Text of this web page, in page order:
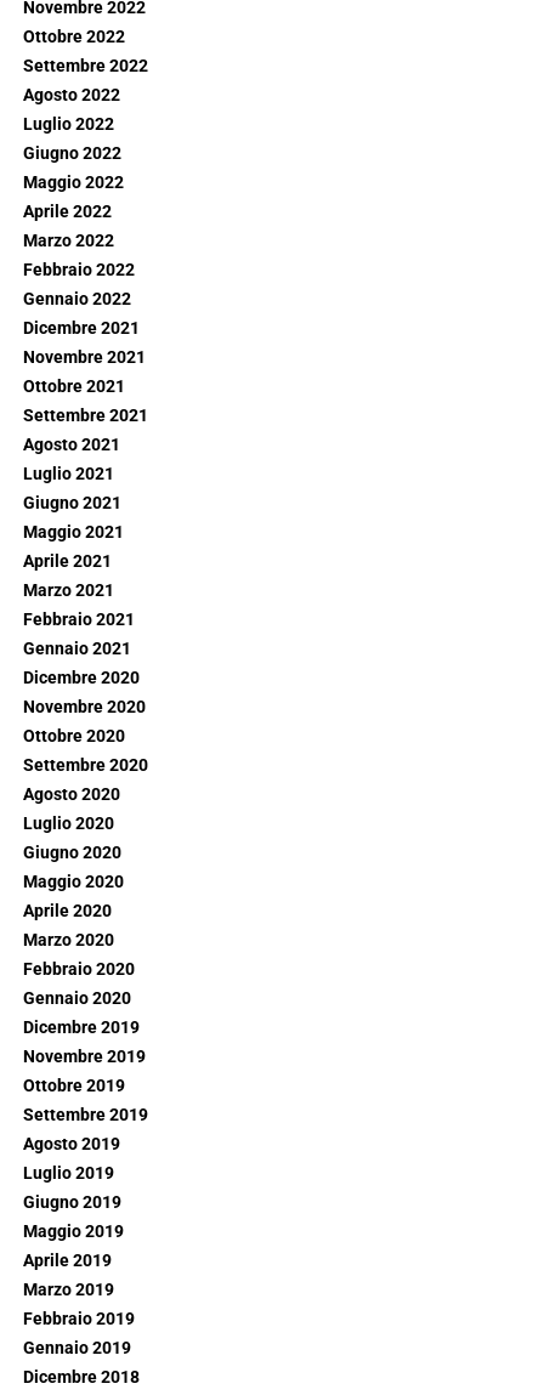
Novembre 2022
Ottobre 2022
Settembre 2022
Agosto 2022
Luglio 2022
Giugno 2022
Maggio 2022
Aprile 2022
Marzo 2022
Febbraio 2022
Gennaio 2022
Dicembre 2021
Novembre 2021
Ottobre 2021
Settembre 2021
Agosto 2021
Luglio 2021
Giugno 2021
Maggio 2021
Aprile 2021
Marzo 2021
Febbraio 2021
Gennaio 2021
Dicembre 2020
Novembre 2020
Ottobre 2020
Settembre 2020
Agosto 2020
Luglio 2020
Giugno 2020
Maggio 2020
Aprile 2020
Marzo 2020
Febbraio 2020
Gennaio 2020
Dicembre 2019
Novembre 2019
Ottobre 2019
Settembre 2019
Agosto 2019
Luglio 2019
Giugno 2019
Maggio 2019
Aprile 2019
Marzo 2019
Febbraio 2019
Gennaio 2019
Dicembre 2018